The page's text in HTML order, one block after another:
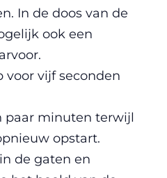
In de doos van de
ook een
voor vijf seconden
paar minuten terwijl
opstart.
de gaten en